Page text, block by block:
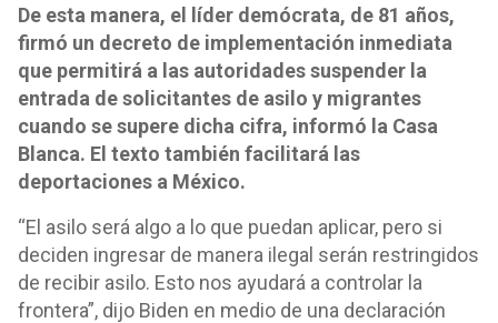
De esta manera, el líder demócrata, de 81 años,
firmó un decreto de implementación inmediata
que permitirá a las autoridades suspender la
entrada de solicitantes de asilo y migrantes
cuando se supere dicha cifra, informó la Casa
Blanca. El texto también facilitará las
deportaciones a México.
“El asilo será algo a lo que puedan aplicar, pero si
deciden ingresar de manera ilegal serán restringidos
de recibir asilo. Esto nos ayudará a controlar la
frontera”, dijo Biden en medio de una declaración